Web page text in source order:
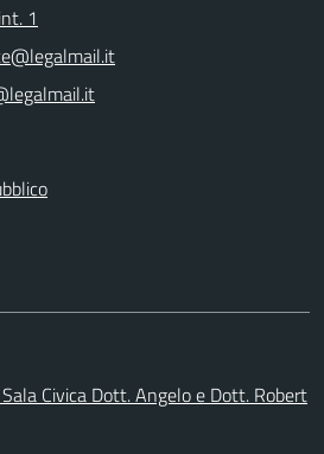
1
Civica Dott. Angelo e Dott. Robert